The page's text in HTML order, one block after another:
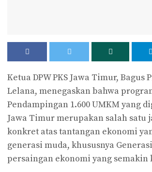
Ketua DPW PKS Jawa Timur, Bagus
Lelana, menegaskan bahwa
Pendampingan 1.600 UMKM yang
Jawa Timur merupakan salah satu
konkret atas tantangan ekonomi
generasi muda, khususnya
persaingan ekonomi yang semakin